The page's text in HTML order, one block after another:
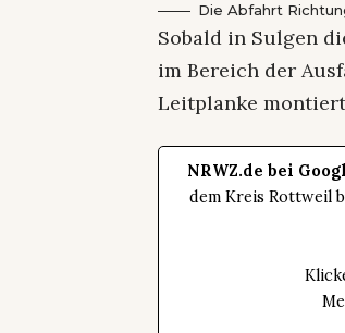
Die Abfahrt
Sobald in Sulgen
im Bereich der
Leitplanke
NRWZ.de bei
dem Kreis Rottweil